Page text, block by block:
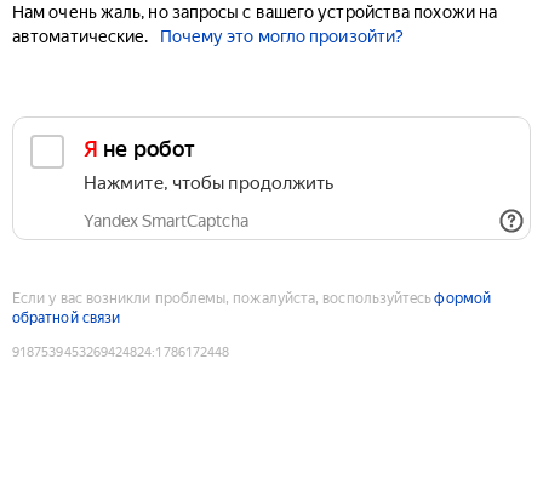
Нам очень жаль, но запросы с вашего устройства похожи на
автоматические.
Почему это могло произойти?
Я не робот
Нажмите, чтобы продолжить
Yandex SmartCaptcha
Если у вас возникли проблемы, пожалуйста, воспользуйтесьформой
обратной связи
9187539453269424824:1786172448